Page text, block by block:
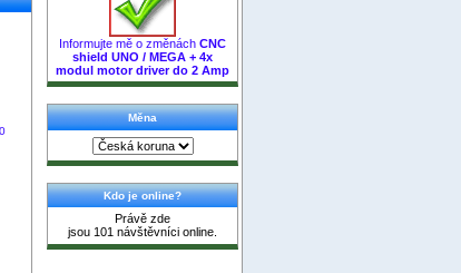
Informujte mě o změnách CNC
shield UNO / MEGA + 4x
modul motor driver do 2 Amp
Měna
Kdo je online?
Právě zde
jsou 101 návštěvníci online.